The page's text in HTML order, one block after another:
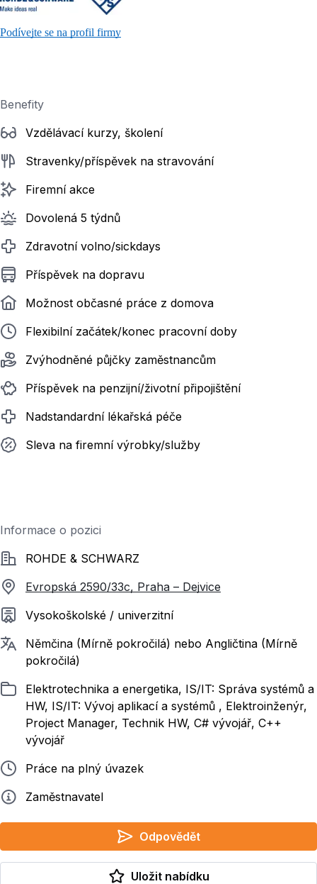
Podívejte se na profil firmy
Benefity
Vzdělávací kurzy, školení
Stravenky/příspěvek na stravování
Firemní akce
Dovolená 5 týdnů
Zdravotní volno/sickdays
Příspěvek na dopravu
Možnost občasné práce z domova
Flexibilní začátek/konec pracovní doby
Zvýhodněné půjčky zaměstnancům
Příspěvek na penzijní/životní připojištění
Nadstandardní lékařská péče
Sleva na firemní výrobky/služby
Informace o pozici
SpolečnostROHDE & SCHWARZ
Evropská 2590/33c, Praha – Dejvice
Požadované vzdělání
Vysokoškolské / univerzitní
Požadované jazyky
Němčina (Mírně pokročilá) nebo Angličtina (Mírně
pokročilá)
ZařazenoElektrotechnika a energetika, IS/IT: Správa systémů a
HW, IS/IT: Vývoj aplikací a systémů , Elektroinženýr,
Project Manager, Technik HW, C# vývojář, C++
vývojář
Typ pracovního poměru
Práce na plný úvazek
ZadavatelZaměstnavatel
Odpovědět
Uložit nabídku